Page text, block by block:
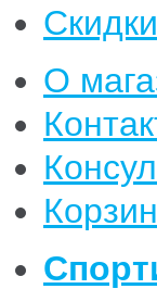
Скидки
О